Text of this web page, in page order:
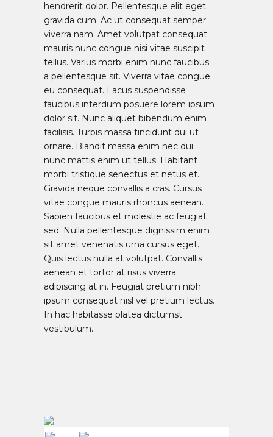
hendrerit dolor. Pellentesque elit eget
gravida cum. Ac ut consequat semper
viverra nam. Amet volutpat consequat
mauris nunc congue nisi vitae suscipit
tellus. Varius morbi enim nunc faucibus
a pellentesque sit. Viverra vitae congue
eu consequat. Lacus suspendisse
faucibus interdum posuere lorem ipsum
dolor sit. Nunc aliquet bibendum enim
facilisis. Turpis massa tincidunt dui ut
ornare. Blandit massa enim nec dui
nunc mattis enim ut tellus. Habitant
morbi tristique senectus et netus et.
Gravida neque convallis a cras. Cursus
vitae congue mauris rhoncus aenean.
Sapien faucibus et molestie ac feugiat
sed. Nulla pellentesque dignissim enim
sit amet venenatis urna cursus eget.
Quis lectus nulla at volutpat. Convallis
aenean et tortor at risus viverra
adipiscing at in. Feugiat pretium nibh
ipsum consequat nisl vel pretium lectus.
In hac habitasse platea dictumst
vestibulum.